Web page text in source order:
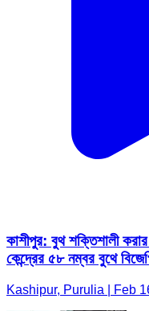
কাশীপুর: বুথ শক্তিশালী
কেন্দ্রের ৫৮ নম্বর বুথে
Kashipur, Purulia | Feb